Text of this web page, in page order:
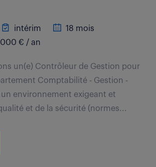
intérim
18 mois
€ / an
un(e) Contrôleur de Gestion pour
Comptabilité - Gestion -
un environnement exigeant et
et de la sécurité (normes...